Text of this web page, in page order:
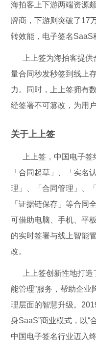
海拍客上下游两端资源
牌商，下游则突破了17
转效能，电子签名SaaS
上上签为海拍客提
量合同秒发秒签到线上
力。同时，上上签拥有
经签署不可篡改，为用
关于上上签
上上签，中国电子
「合同起草」、「实名
理」、「合同管理」、
「证据链保存」等合同
可借助电脑、手机、平
的实时签署与线上智能
改。
上上签创新性地打
能管理”服务，帮助企业
理层面的智慧升级。
身SaaS”商业模式，以“
中国电子签名行业迈入